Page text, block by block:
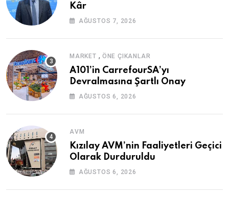
Kâr
AĞUSTOS 7, 2026
MARKET , ÖNE ÇIKANLAR
A101’in CarrefourSA’yı
Devralmasına Şartlı Onay
AĞUSTOS 6, 2026
AVM
Kızılay AVM’nin Faaliyetleri Geçici
Olarak Durduruldu
AĞUSTOS 6, 2026